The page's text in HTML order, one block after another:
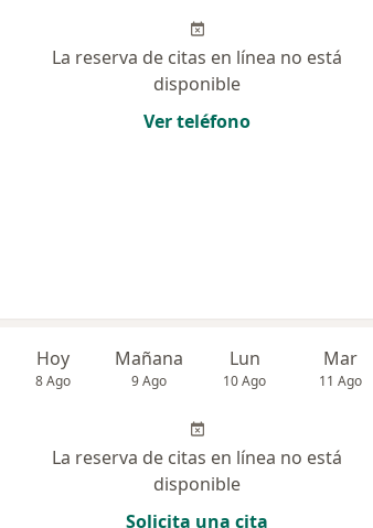
La reserva de citas en línea no está
disponible
Ver teléfono
Hoy
8 Ago
Mañana
9 Ago
Lun
10 Ago
Mar
11 Ago
La reserva de citas en línea no está
disponible
Solicita una cita